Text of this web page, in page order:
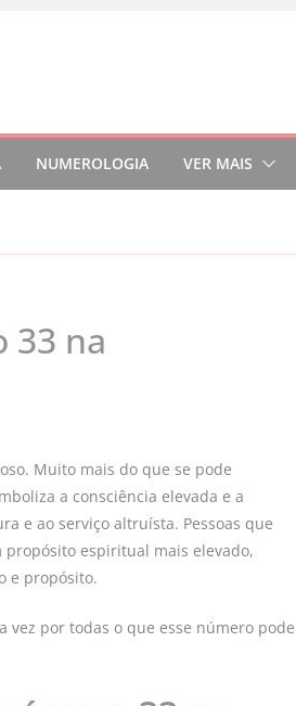
NUMEROLOGIA VER MAIS
33 na
Muito mais do que se pode
a consciência elevada e a
e ao serviço altruísta. Pessoas que
espiritual mais elevado,
e propósito.
vez por todas o que esse número pode